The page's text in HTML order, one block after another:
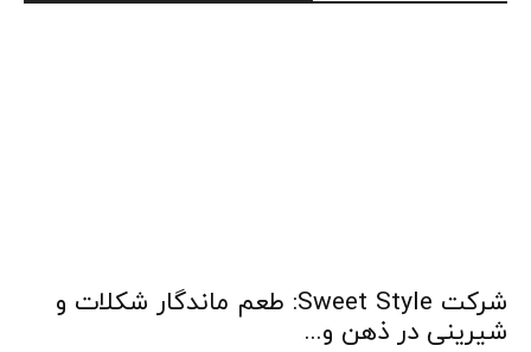
شرکت Sweet Style: طعم ماندگار شکلات و
شیرینی در ذهن و...